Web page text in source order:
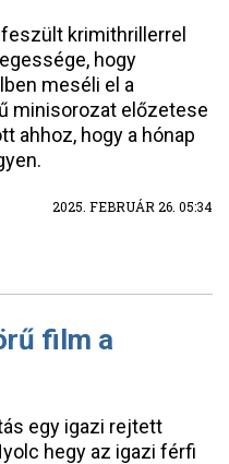
krimithrillerrel
hogy
meséli el a
minisorozat előzetese
ahhoz, hogy a hónap
2025. FEBRUÁR 26. 05:34
film a
egy igazi rejtett
hegy az igazi férfi